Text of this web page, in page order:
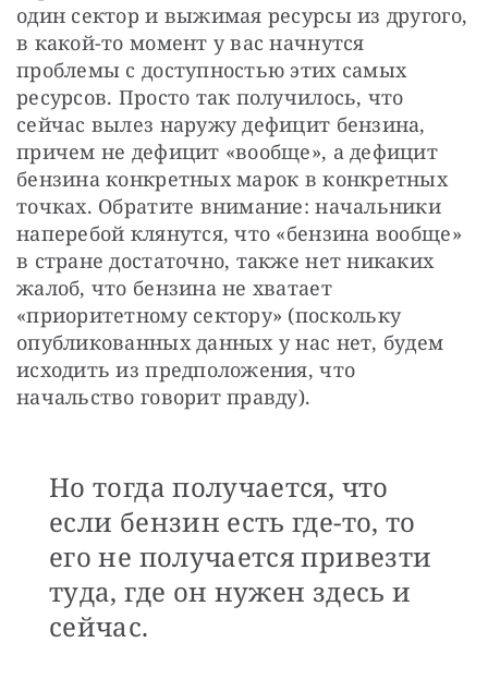
один сектор и выжимая ресурсы из другого,
в какой-то момент у вас начнутся
проблемы с доступностью этих самых
ресурсов. Просто так получилось, что
сейчас вылез наружу дефицит бензина,
причем не дефицит «вообще», а дефицит
бензина конкретных марок в конкретных
точках. Обратите внимание: начальники
наперебой клянутся, что «бензина вообще»
в стране достаточно, также нет никаких
жалоб, что бензина не хватает
«приоритетному сектору» (поскольку
опубликованных данных у нас нет, будем
исходить из предположения, что
начальство говорит правду).
Но тогда получается, что
если бензин есть где-то, то
его не получается привезти
туда, где он нужен здесь и
сейчас.